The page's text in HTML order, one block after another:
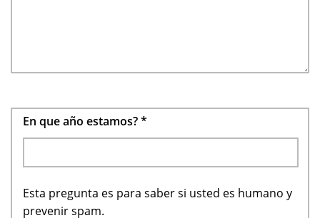
En que año estamos?*
Esta pregunta es para saber si usted es humano y
prevenir spam.